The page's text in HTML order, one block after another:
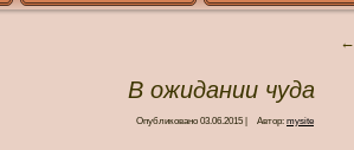
←
В ожидании чуда
Опубликовано 03.06.2015 Автор: mysite